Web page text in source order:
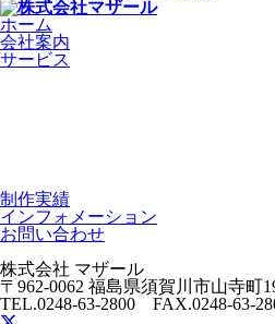
ホーム
会社案内
サービス
制作実績
インフォメーション
お問い合わせ
株式会社 マザール
〒962-0062 福島県須賀川市山寺町
TEL.0248-63-2800 FAX.0248-63-